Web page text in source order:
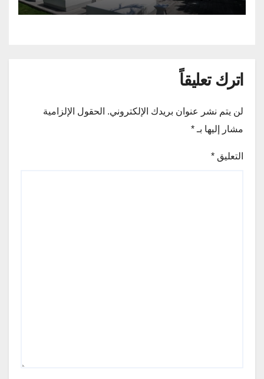
اترك تعليقاً
لن يتم نشر عنوان بريدك الإلكتروني. الحقول الإلزامية
مشار إليها بـ *
التعليق *